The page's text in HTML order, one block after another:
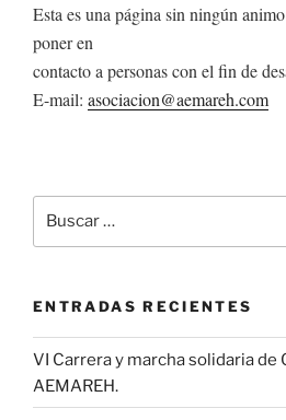
Esta es una página sin ningún
poner en
contacto a personas con el fin de
E-mail: asociacion@aemareh.com
por:
ENTRADAS RECIENTES
VI Carrera y marcha solidaria de
AEMAREH.